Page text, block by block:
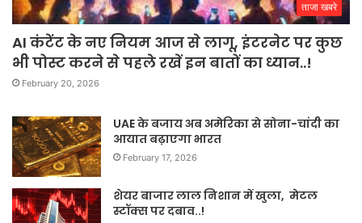
ताजा खबरे
AI कंटेंट के नए नियम आज से लागू, इंटरनेट पर कुछ
भी पोस्ट करने से पहले रखें इन बातों का ध्यान..!
February 20, 2026
UAE के बजाय अब अमेरिका से सोना-चांदी का
आयात बढ़ाएगा भारत
February 17, 2026
शेयर बाजार लाल निशान में खुला, मेटल
स्टॉक्स पर दबाव..!